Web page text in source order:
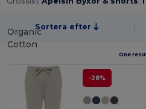
Sortera efter
One
Organic
Cotton
-28%